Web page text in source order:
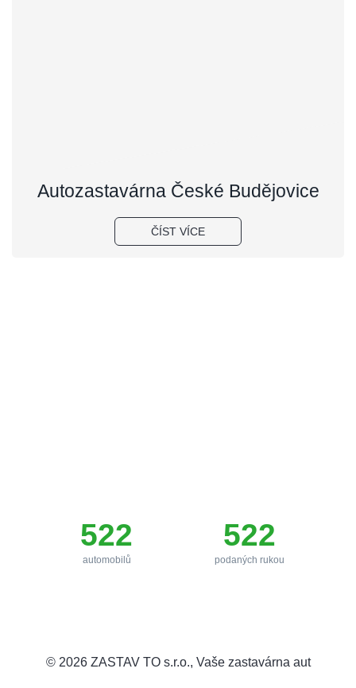
Autozastavárna České Budějovice
ČÍST VÍCE
522
automobilů
522
podaných rukou
© 2026 ZASTAV TO s.r.o., Vaše zastavárna aut